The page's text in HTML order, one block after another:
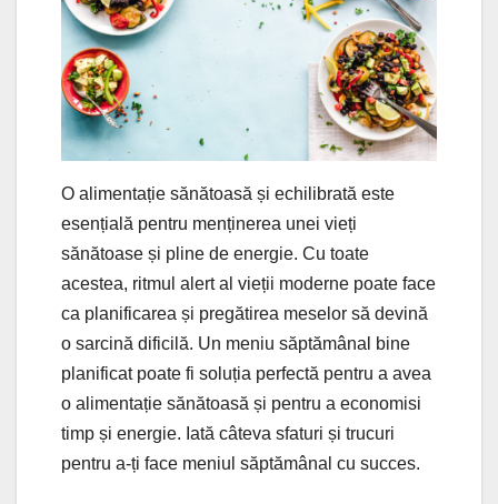
O alimentație sănătoasă și echilibrată este
esențială pentru menținerea unei vieți
sănătoase și pline de energie. Cu toate
acestea, ritmul alert al vieții moderne poate face
ca planificarea și pregătirea meselor să devină
o sarcină dificilă. Un meniu săptămânal bine
planificat poate fi soluția perfectă pentru a avea
o alimentație sănătoasă și pentru a economisi
timp și energie. Iată câteva sfaturi și trucuri
pentru a-ți face meniul săptămânal cu succes.